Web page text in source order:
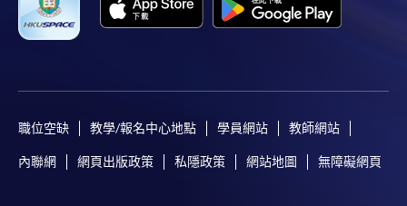
職位空缺 教學/報名中心地點 學員網站 教師網站
內聯網 網頁出版政策 私隱政策 網站地圖 無障礙網頁